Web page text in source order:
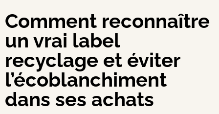
Comment reconnaître
un vrai label
recyclage et éviter
l’écoblanchiment
dans ses achats